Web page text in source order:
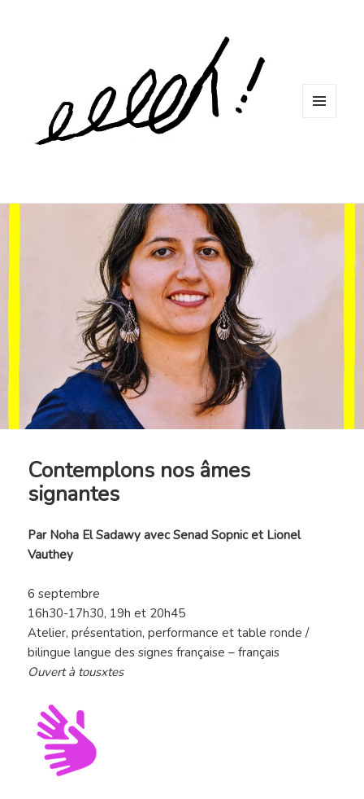
Contemplons nos âmes
signantes
Par Noha El Sadawy avec Senad Sopnic et Lionel
Vauthey
6 septembre
16h30-17h30, 19h et 20h45
Atelier, présentation, performance et table ronde /
bilingue langue des signes française – français
Ouvert à tousxtes